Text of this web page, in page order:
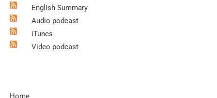
English Summary
Audio podcast
iTunes
Video podcast